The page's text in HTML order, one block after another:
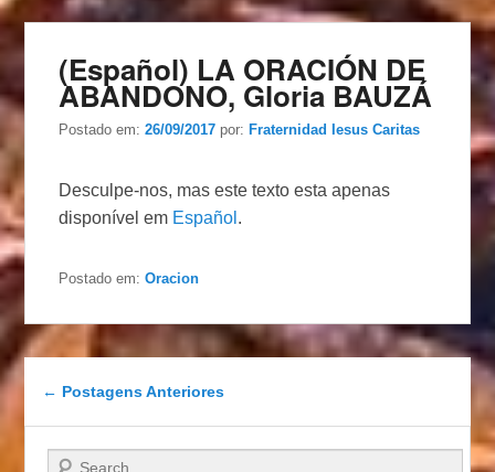
(Español) LA ORACIÓN DE
ABANDONO, Gloria BAUZÁ
Postado em:26/09/2017 por: Fraternidad Iesus Caritas
Desculpe-nos, mas este texto esta apenas
disponível em Español .
Postado em: Oracion
Navegação das postagens
← Postagens Anteriores
Pesquisar…